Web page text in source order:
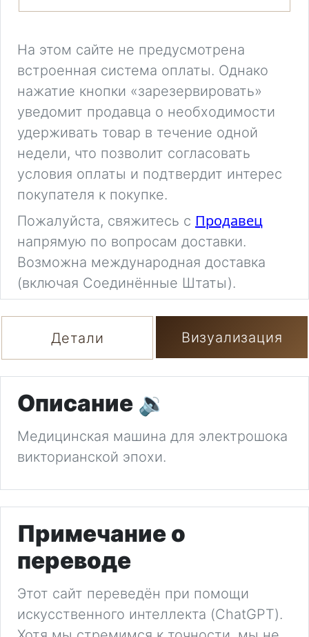
На этом сайте не предусмотрена
встроенная система оплаты. Однако
нажатие кнопки «зарезервировать»
уведомит продавца о необходимости
удерживать товар в течение одной
недели, что позволит согласовать
условия оплаты и подтвердит интерес
покупателя к покупке.
Пожалуйста, свяжитесь с Продавец
напрямую по вопросам доставки.
Возможна международная доставка
(включая Соединённые Штаты).
Детали Визуализация
Описание 🔉
Медицинская машина для электрошока
викторианской эпохи.
Примечание о
переводе
Этот сайт переведён при помощи
искусственного интеллекта (ChatGPT).